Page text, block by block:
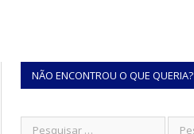
NÃO ENCONTROU O QUE QUERIA?